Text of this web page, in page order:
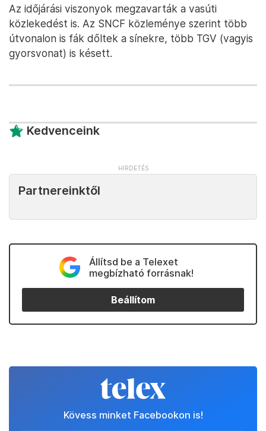
Az időjárási viszonyok megzavarták a vasúti
közlekedést is. Az SNCF közleménye szerint több
útvonalon is fák dőltek a sínekre, több TGV (vagyis
gyorsvonat) is késett.
Kedvenceink
Partnereinktől
Állítsd be a Telexet
megbízható forrásnak!
Beállítom
Kövess minket Facebookon is!